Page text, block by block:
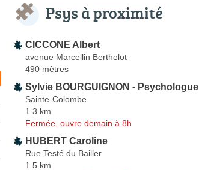
Psys à proximité
CICCONE Albert
avenue Marcellin Berthelot
490 mètres
Sylvie BOURGUIGNON - Psychologue
Sainte-Colombe
1.3 km
Fermée, ouvre demain à 8h
HUBERT Caroline
Rue Testé du Bailler
1.5 km